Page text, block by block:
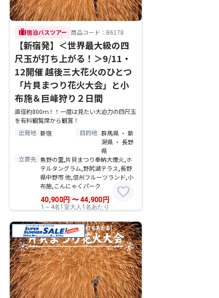
trip宿泊バスツアー 商品コード：B6178
【新宿発】＜世界最大級の四
尺玉が打ち上がる！＞9/11・
12開催 越後三大花火のひとつ
「片貝まつり花火大会」と小
布施＆巨峰狩り２日間
直径約800ｍ！！一度は見たい大迫力の四尺玉
を有料観覧席から観賞！
出発地 新宿 目的地 群馬県 ・ 新
潟県 ・ 長野
県
立寄先 魚野の里,片貝まつり奉納大煙火,ホ
テルタングラム,野尻湖テラス,長野
県中野市 他,信州フルーツランド,小
布施,こんにゃくパーク
40,900円 〜44,900 円
1～4名1室大人1名あたり
favorite